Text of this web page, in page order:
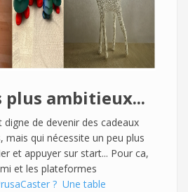
plus ambitieux...
de devenir des cadeaux
mais qui nécessite un peu plus
et appuyer sur start... Pour ca,
et les plateformes
? Une table